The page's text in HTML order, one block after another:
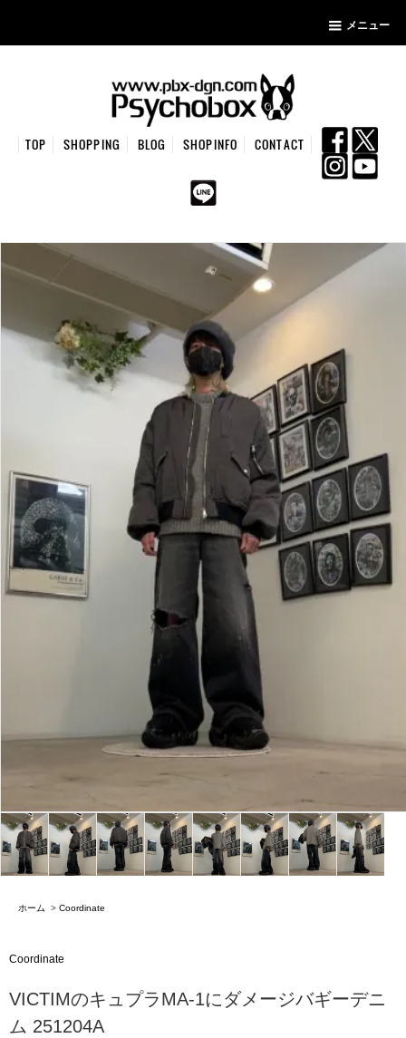
メニュー
TOP SHOPPING BLOG SHOPINFO CONTACT
ホーム > Coordinate
Coordinate
VICTIMのキュプラMA-1にダメージバギーデニ
ム 251204A